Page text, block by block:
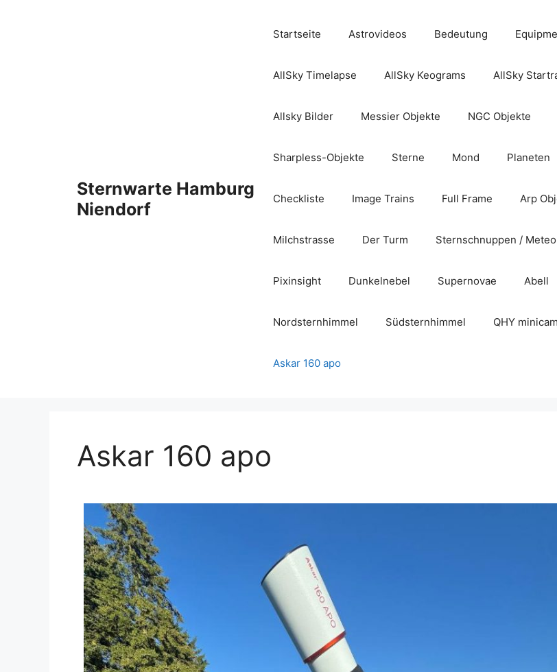
Sternwarte Hamburg
Niendorf
Startseite Astrovideos Bedeutung
AllSky Timelapse AllSky Keograms AllSky
Allsky Bilder Messier Objekte NGC Objekte
Sharpless-Objekte Sterne Mond Planeten
Checkliste Image Trains Full Frame Arp
Milchstrasse Der Turm Sternschnuppen /
Pixinsight Dunkelnebel Supernovae Abell
Nordsternhimmel Südsternhimmel QHY minicam
Askar 160 apo
Askar 160 apo